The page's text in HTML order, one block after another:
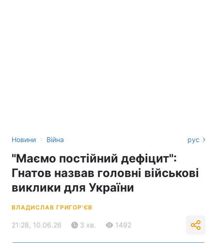
Новини › Війна рус
"Маємо постійний дефіцит":
Гнатов назвав головні військові
виклики для України
ВЛАДИСЛАВ ГРИГОР'ЄВ
21:28, 10.06.26 3 хв. 1492